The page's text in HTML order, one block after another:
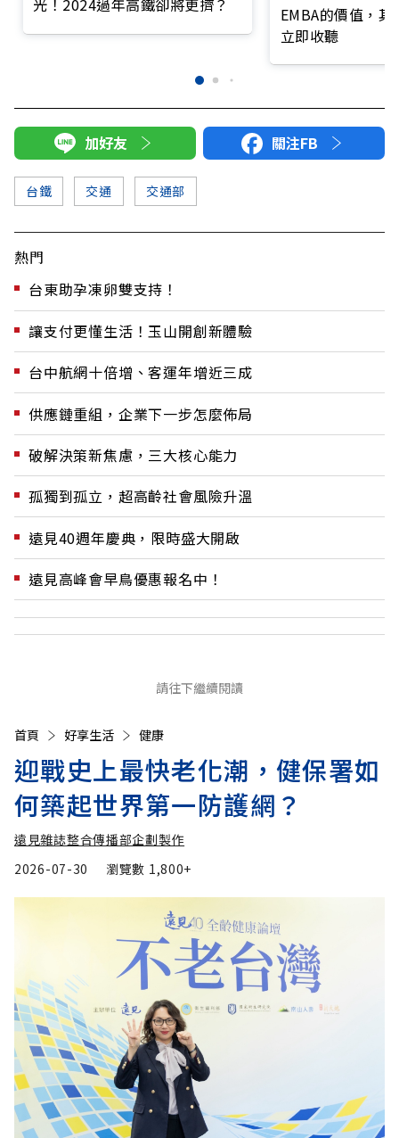
光！2024過年高鐵卻將更擠？
EMBA的價值，
立即收聽
加好友 關注FB
台鐵 交通 交通部
熱門
台東助孕凍卵雙支持！
讓支付更懂生活！玉山開創新體驗
台中航網十倍增、客運年增近三成
供應鏈重組，企業下一步怎麼佈局
破解決策新焦慮，三大核心能力
孤獨到孤立，超高齡社會風險升溫
遠見40週年慶典，限時盛大開啟
遠見高峰會早鳥優惠報名中！
請往下繼續閱讀
首頁 好享生活 健康
迎戰史上最快老化潮，健保署如
何築起世界第一防護網？
遠見雜誌整合傳播部企劃製作
2026-07-30
瀏覽數 1,800+